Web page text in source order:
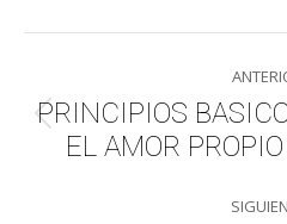
WhatsApp
entre
PRINCIPIOS
EL AMOR